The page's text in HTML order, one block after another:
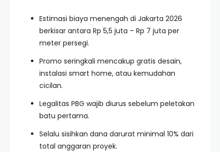
Estimasi biaya menengah di Jakarta 2026
berkisar antara Rp 5,5 juta – Rp 7 juta per
meter persegi.
Promo seringkali mencakup gratis desain,
instalasi smart home, atau kemudahan
cicilan.
Legalitas PBG wajib diurus sebelum peletakan
batu pertama.
Selalu sisihkan dana darurat minimal 10% dari
total anggaran proyek.